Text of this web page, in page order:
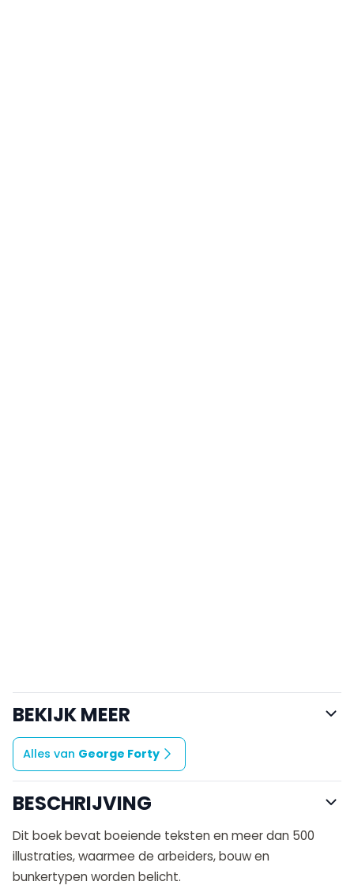
BEKIJK MEER
Alles van George Forty
BESCHRIJVING
Dit boek bevat boeiende teksten en meer dan 500
illustraties, waarmee de arbeiders, bouw en
bunkertypen worden belicht.